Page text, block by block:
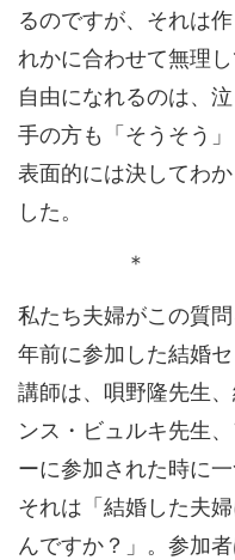
るのですが、それは
れかに合わせて無理
自由になれるのは、
手の方も「そうそう
表面的には決してわ
した。
＊
私たち夫婦がこの質
年前に参加した結婚
講師は、唄野隆先生
ンス・ビュルキ先生
ーに参加された時に
それは「結婚した夫
んですか？」。参加